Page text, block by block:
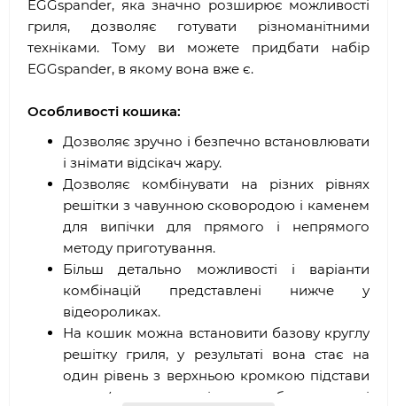
EGGspander, яка значно розширює можливості
гриля, дозволяє готувати різноманітними
техніками. Тому ви можете придбати набір
EGGspander, в якому вона вже є.
Особливості кошика:
Дозволяє зручно і безпечно встановлювати
і знімати відсікач жару.
Дозволяє комбінувати на різних рівнях
решітки з чавунною сковородою і каменем
для випічки для прямого і непрямого
методу приготування.
Більш детально можливості і варіанти
комбінацій представлені нижче у
відеороликах.
На кошик можна встановити базову круглу
решітку гриля, у результаті вона стає на
один рівень з верхньою кромкою підстави
гриля (спочатку решітка заглиблена в грилі